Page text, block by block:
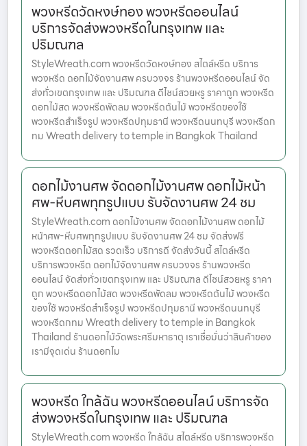
พวงหรีดวัดหงษ์ทอง พวงหรีดออนไลน์
บริการจัดส่งพวงหรีดในกรุงเทพ และ
ปริมณฑล
StyleWreath.com พวงหรีดวัดหงษ์ทอง สไตล์หรีด บริการ
พวงหรีด ดอกไม้จัดงานศพ ครบวงจร ร้านพวงหรีดออนไลน์ จัด
ส่งทั่วเขตกรุงเทพ และ ปริมณฑล ดีไซน์สวยหรู ราคาถูก พวงหรีด
ดอกไม้สด พวงหรีดพัดลม พวงหรีดต้นไม้ พวงหรีดของใช้
พวงหรีดสำเร็จรูป พวงหรีดปทุมธานี พวงหรีดนนทบุรี พวงหรีดก
ทม Wreath delivery to temple in Bangkok Thailand
ดอกไม้งานศพ จัดดอกไม้งานศพ ดอกไม้หน้า
ศพ-หีบศพทุกรูปแบบ รับจัดงานศพ 24 ชม
StyleWreath.com ดอกไม้งานศพ จัดดอกไม้งานศพ ดอกไม้
หน้าศพ-หีบศพทุกรูปแบบ รับจัดงานศพ 24 ชม จัดส่งฟรี
พวงหรีดดอกไม้สด รวดเร็ว บริการดี จัดส่งวันนี้ สไตล์หรีด
บริการพวงหรีด ดอกไม้จัดงานศพ ครบวงจร ร้านพวงหรีด
ออนไลน์ จัดส่งทั่วเขตกรุงเทพ และ ปริมณฑล ดีไซน์สวยหรู ราคา
ถูก พวงหรีดดอกไม้สด พวงหรีดพัดลม พวงหรีดต้นไม้ พวงหรีด
ของใช้ พวงหรีดสำเร็จรูป พวงหรีดปทุมธานี พวงหรีดนนทบุรี
พวงหรีดกทม Wreath delivery to temple in Bangkok
Thailand ร้านดอกไม้วัดพระศรีมหาธาตุ เราเชื่อมั่นว่าสินค้าของ
เรามีจุดเด่น ร้านดอกไม
พวงหรีด ใกล้ฉัน พวงหรีดออนไลน์ บริการจัด
ส่งพวงหรีดในกรุงเทพ และ ปริมณฑล
StyleWreath.com พวงหรีด ใกล้ฉัน สไตล์หรีด บริการพวงหรีด